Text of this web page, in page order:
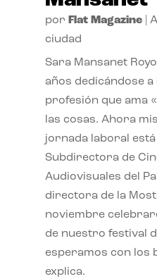
por Flat Magazine|
ciudad
Sara Mansanet
años dedicándose
profesión que ama
las cosas. Ahora
jornada laboral
Subdirectora de
Audiovisuales del
directora de la
noviembre
de nuestro festival
esperamos con los
explica.